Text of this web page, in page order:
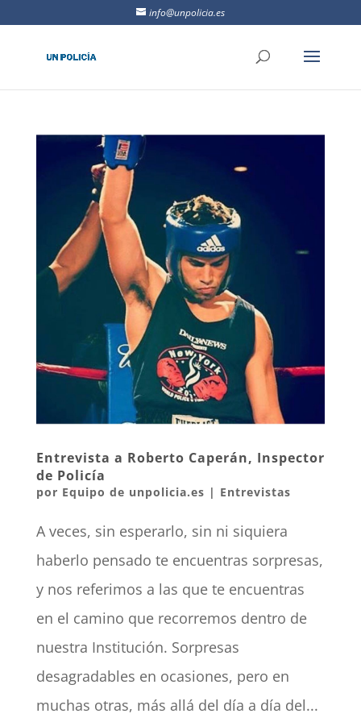
info@unpolicia.es
Entrevista a Roberto Caperán, Inspector
de Policía
por Equipo de unpolicia.es | Entrevistas
A veces, sin esperarlo, sin ni siquiera
haberlo pensado te encuentras sorpresas,
y nos referimos a las que te encuentras
en el camino que recorremos dentro de
nuestra Institución. Sorpresas
desagradables en ocasiones, pero en
muchas otras, más allá del día a día del...